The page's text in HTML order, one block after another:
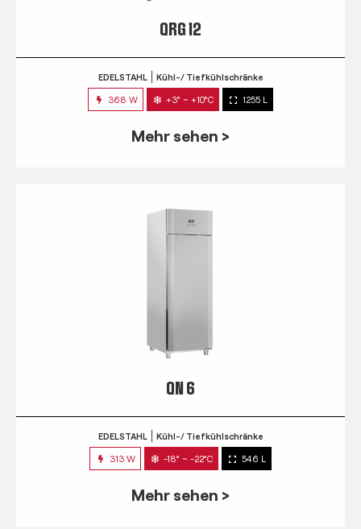
QRG 12
EDELSTAHL Kühl-/ Tiefkühlschränke
368 W +3° ~ +10°C 1255 L
Mehr sehen >
QN 6
EDELSTAHL Kühl-/ Tiefkühlschränke
313 W -18° ~ -22°C 546 L
Mehr sehen >